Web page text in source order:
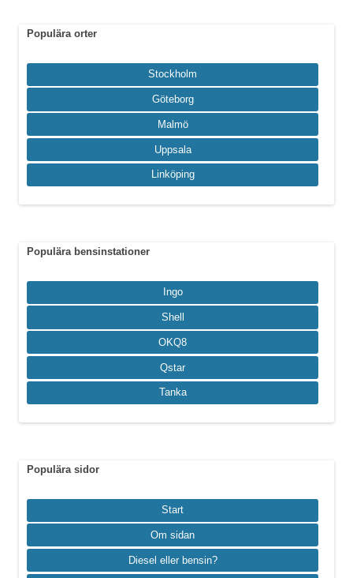
Populära orter
Stockholm
Göteborg
Malmö
Uppsala
Linköping
Populära bensinstationer
Ingo
Shell
OKQ8
Qstar
Tanka
Populära sidor
Start
Om sidan
Diesel eller bensin?